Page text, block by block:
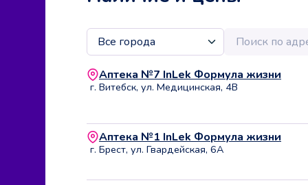
Аптека №7 InLek Формула жизни
г. Витебск, ул. Медицинская, 4В
Аптека №1 InLek Формула жизни
г. Брест, ул. Гвардейская, 6А